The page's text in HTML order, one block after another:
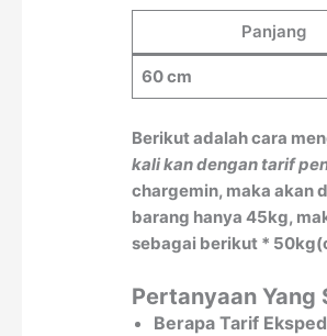
Panjang
60 cm
Berikut adalah cara
kali kan dengan tarif
chargemin, maka akan
barang hanya 45kg,
sebagai berikut *
Pertanyaan Yang
Berapa Tarif